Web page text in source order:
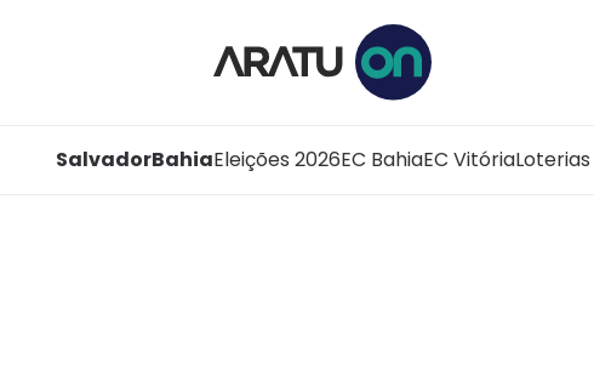
SalvadorBahiaEleições 2026EC BahiaEC VitóriaLoterias